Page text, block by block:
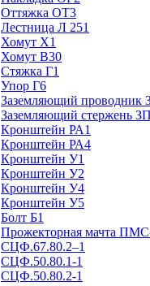
Оттяжка ОТ3
Лестница Л 251
Хомут Х1
Хомут В30
Стяжка Г1
Упор Г6
Заземляющий проводник
Заземляющий стержень
Кронштейн РА1
Кронштейн РА4
Кронштейн У1
Кронштейн У2
Кронштейн У4
Кронштейн У5
Болт Б1
Прожекторная мачта
СЦФ.67.80.2–1
СЦФ.50.80.1-1
СЦФ.50.80.2-1